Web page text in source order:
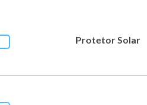
Protetor Solar